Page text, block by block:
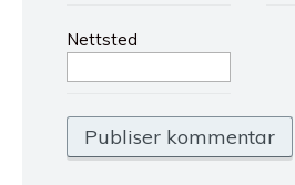
Nettsted